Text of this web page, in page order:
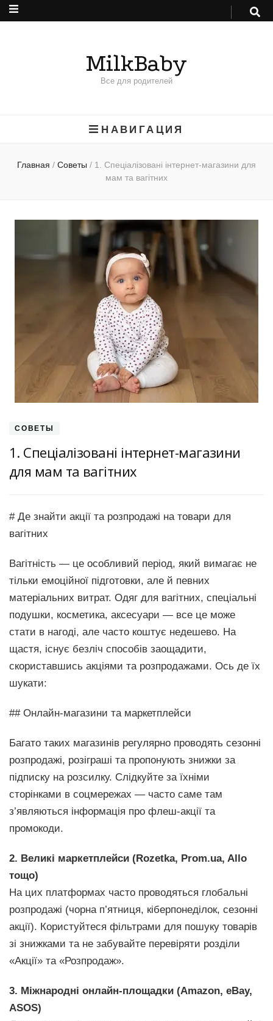
MilkBaby
Все для родителей
НАВИГАЦИЯ
Главная / Советы / 1. Спеціалізовані інтернет-магазини для
мам та вагітних
СОВЕТЫ
1. Спеціалізовані інтернет-магазини
для мам та вагітних
# Де знайти акції та розпродажі на товари для
вагітних
Вагітність — це особливий період, який вимагає не
тільки емоційної підготовки, але й певних
матеріальних витрат. Одяг для вагітних, спеціальні
подушки, косметика, аксесуари — все це може
стати в нагоді, але часто коштує недешево. На
щастя, існує безліч способів заощадити,
скориставшись акціями та розпродажами. Ось де їх
шукати:
## Онлайн-магазини та маркетплейси
Багато таких магазинів регулярно проводять сезонні
розпродажі, розіграші та пропонують знижки за
підписку на розсилку. Слідкуйте за їхніми
сторінками в соцмережах — часто саме там
з’являються інформація про флеш-акції та
промокоди.
2. Великі маркетплейси (Rozetka, Prom.ua, Allo
тощо)
На цих платформах часто проводяться глобальні
розпродажі (чорна п’ятниця, кіберпонеділок, сезонні
акції). Користуйтеся фільтрами для пошуку товарів
зі знижками та не забувайте перевіряти розділи
«Акції» та «Розпродаж».
3. Міжнародні онлайн-площадки (Amazon, eBay,
ASOS)